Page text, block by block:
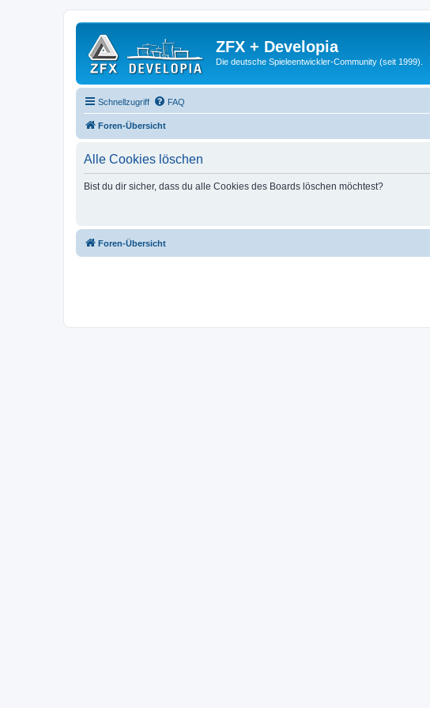
ZFX + Developia
Die deutsche Spieleentwickler-Community (seit 1999).
Schnellzugriff FAQ
Foren-Übersicht
Alle Cookies löschen
Bist du dir sicher, dass du alle Cookies des Boards löschen möchtest?
Foren-Übersicht